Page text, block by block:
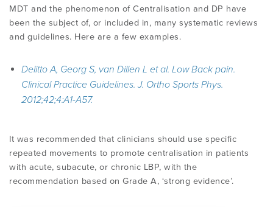
MDT and the phenomenon of Centralisation and DP have
been the subject of, or included in, many systematic reviews
and guidelines. Here are a few examples.
Delitto A, Georg S, van Dillen L et al. Low Back pain.
Clinical Practice Guidelines. J. Ortho Sports Phys.
2012;42;4:A1-A57.
It was recommended that clinicians should use specific
repeated movements to promote centralisation in patients
with acute, subacute, or chronic LBP, with the
recommendation based on Grade A, ‘strong evidence’.